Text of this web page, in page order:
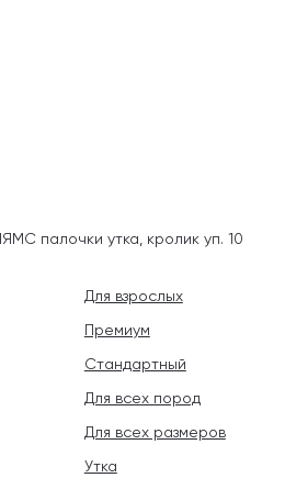
палочки утка, кролик уп. 10
Для взрослых
Премиум
Стандартный
Для всех пород
Для всех размеров
Утка